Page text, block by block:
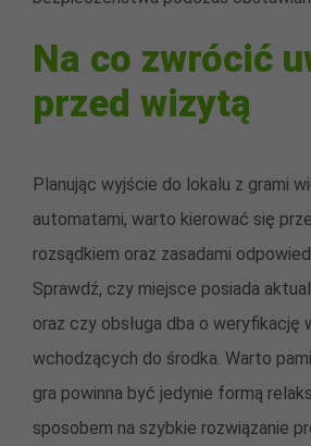
Na co zwrócić
przed wizytą
Planując wyjście do lokalu z grami
automatami, warto kierować się
rozsądkiem oraz zasadami
Sprawdź, czy miejsce posiada
oraz czy obsługa dba o weryfikację
wchodzących do środka. Warto
gra powinna być jedynie formą
sposobem na szybkie rozwiązanie